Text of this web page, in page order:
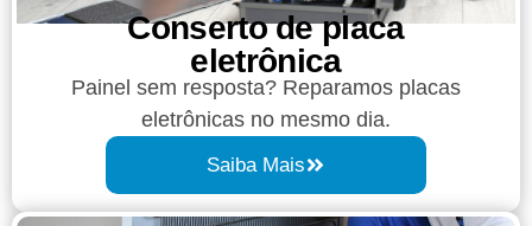
Conserto de placa
eletrônica
Painel sem resposta? Reparamos placas
eletrônicas no mesmo dia.
Saiba Mais